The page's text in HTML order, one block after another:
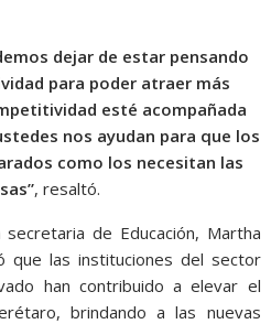
dejar de estar pensando
para poder atraer más
esté acompañada
nos ayudan para que los
como los necesitan las
, resaltó.
de Educación, Martha
que las instituciones del sector
han contribuido a elevar el
brindando a las nuevas